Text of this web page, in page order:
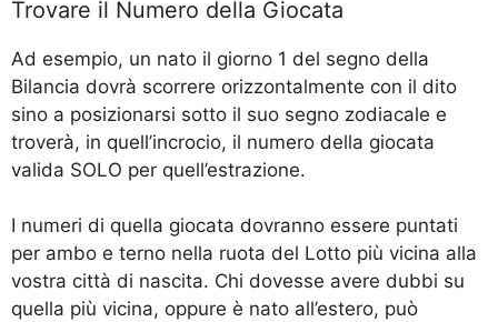
Trovare il Numero della Giocata
Ad esempio, un nato il giorno 1 del segno della
Bilancia dovrà scorrere orizzontalmente con il dito
sino a posizionarsi sotto il suo segno zodiacale e
troverà, in quell’incrocio, il numero della giocata
valida SOLO per quell’estrazione.
I numeri di quella giocata dovranno essere puntati
per ambo e terno nella ruota del Lotto più vicina alla
vostra città di nascita. Chi dovesse avere dubbi su
quella più vicina, oppure è nato all’estero, può